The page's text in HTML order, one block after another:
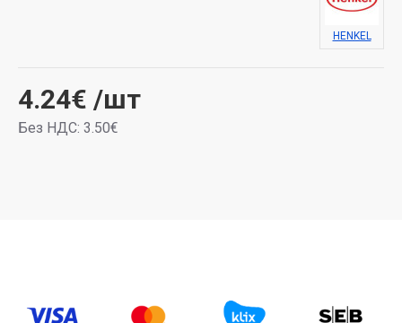
4.24€ /шт
Без НДС: 3.50€
HENKEL